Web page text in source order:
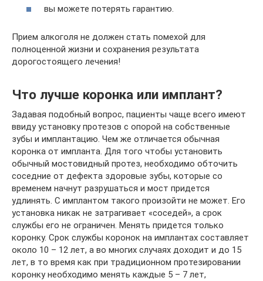
вы можете потерять гарантию.
Прием алкоголя не должен стать помехой для
полноценной жизни и сохранения результата
дорогостоящего лечения!
Что лучше коронка или имплант?
Задавая подобный вопрос, пациенты чаще всего имеют
ввиду установку протезов с опорой на собственные
зубы и имплантацию. Чем же отличается обычная
коронка от импланта. Для того чтобы установить
обычный мостовидный протез, необходимо обточить
соседние от дефекта здоровые зубы, которые со
временем начнут разрушаться и мост придется
удлинять. С имплантом такого произойти не может. Его
установка никак не затрагивает «соседей», а срок
службы его не ограничен. Менять придется только
коронку. Срок службы коронок на имплантах составляет
около 10 – 12 лет, а во многих случаях доходит и до 15
лет, в то время как при традиционном протезировании
коронку необходимо менять каждые 5 – 7 лет,